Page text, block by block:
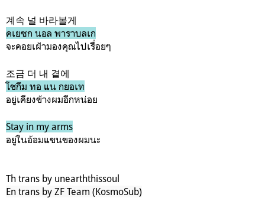
계속 널 바라볼게
คเยซก นอล พาราบลเก
จะคอยเฝ้ามองคุณไปเรื่อยๆ
조금 더 내 곁에
โชกึม ทอ แน กยอเท
อยู่เคียงข้างผมอีกหน่อย
Stay in my arms
อยู่ในอ้อมแขนของผมนะ
Th trans by unearththissoul
En trans by ZF Team (KosmoSub)